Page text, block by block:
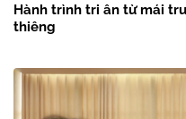
Hành trình tri ân từ mái
thiêng